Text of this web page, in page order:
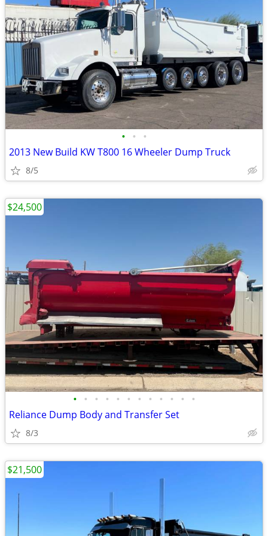
• • •
2013 New Build KW T800 16 Wheeler Dump Truck
8/5
• • • • • • • • • • • •
Reliance Dump Body and Transfer Set
8/3
$24,500
$21,500